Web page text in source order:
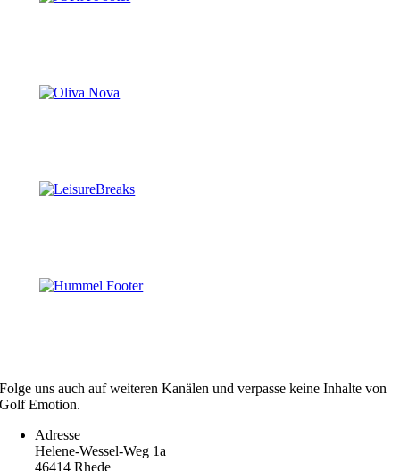
Folge uns auch auf weiteren Kanälen und verpasse keine Inhalte von
Golf Emotion.
Adresse
Helene-Wessel-Weg 1a
46414 Rhede